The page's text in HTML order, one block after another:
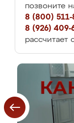
позвоните
8 (800) 511-
8 (926) 409-
рассчитает